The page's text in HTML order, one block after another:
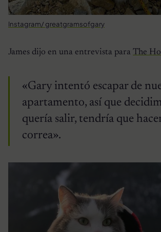
Instagram/ greatgramsofgary
James dijo en una entrevista para The
«Gary intentó escapar de
apartamento, así que
quería salir, tendría que
correa».